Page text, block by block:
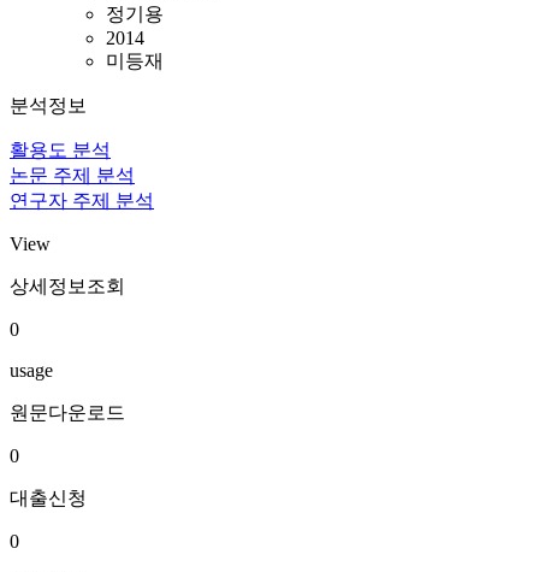
정기용
2014
미등재
분석정보
활용도 분석
논문 주제 분석
연구자 주제 분석
View
상세정보조회
0
usage
원문다운로드
0
대출신청
0